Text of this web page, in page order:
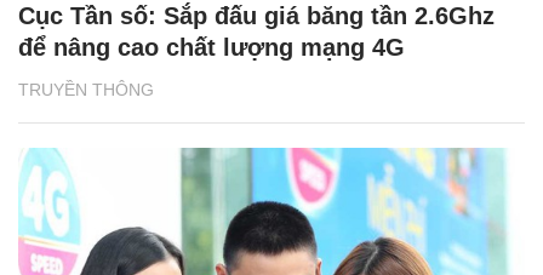
TRUYỀN THÔNG
Cục Tần số: Sắp đấu giá băng tần 2.6Ghz
để nâng cao chất lượng mạng 4G